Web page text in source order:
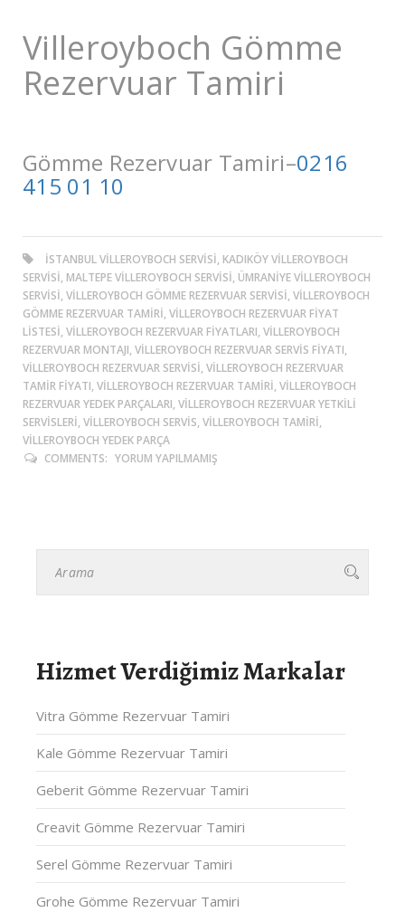
Villeroyboch Gömme
Rezervuar Tamiri
Gömme Rezervuar Tamiri–0216
415 01 10
ISTANBUL VILLEROYBOCH SERVISI, KADIKÖY VILLEROYBOCH
SERVISI, MALTEPE VILLEROYBOCH SERVISI, ÜMRANIYE VILLEROYBOCH
SERVISI, VILLEROYBOCH GÖMME REZERVUAR SERVISI, VILLEROYBOCH
GÖMME REZERVUAR TAMIRI, VILLEROYBOCH REZERVUAR FIYAT
LISTESI, VILLEROYBOCH REZERVUAR FIYATLARI, VILLEROYBOCH
REZERVUAR MONTAJI, VILLEROYBOCH REZERVUAR SERVIS FIYATI,
VILLEROYBOCH REZERVUAR SERVISI, VILLEROYBOCH REZERVUAR
TAMIR FIYATI, VILLEROYBOCH REZERVUAR TAMIRI, VILLEROYBOCH
REZERVUAR YEDEK PARÇALARI, VILLEROYBOCH REZERVUAR YETKILI
SERVISLERI, VILLEROYBOCH SERVIS, VILLEROYBOCH TAMIRI,
VILLEROYBOCH YEDEK PARÇA
COMMENTS: YORUM YAPILMAMIŞ
Hizmet Verdiğimiz Markalar
Vitra Gömme Rezervuar Tamiri
Kale Gömme Rezervuar Tamiri
Geberit Gömme Rezervuar Tamiri
Creavit Gömme Rezervuar Tamiri
Serel Gömme Rezervuar Tamiri
Grohe Gömme Rezervuar Tamiri